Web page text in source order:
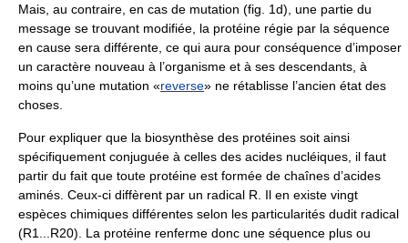
Mais, au contraire, en cas de mutation (fig. 1d), une partie du
message se trouvant modifiée, la protéine régie par la séquence
en cause sera différente, ce qui aura pour conséquence d’imposer
un caractère nouveau à l’organisme et à ses descendants, à
moins qu’une mutation «reverse» ne rétablisse l’ancien état des
choses.
Pour expliquer que la biosynthèse des protéines soit ainsi
spécifiquement conjuguée à celles des acides nucléiques, il faut
partir du fait que toute protéine est formée de chaînes d’acides
aminés. Ceux-ci diffèrent par un radical R. Il en existe vingt
espèces chimiques différentes selon les particularités dudit radical
(R1...R20). La protéine renferme donc une séquence plus ou